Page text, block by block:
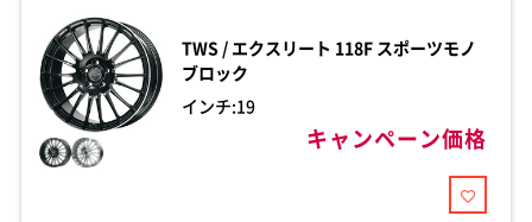
TWS / エクスリート 118F スポーツモノ
ブロック
インチ:19
キャンペーン価格